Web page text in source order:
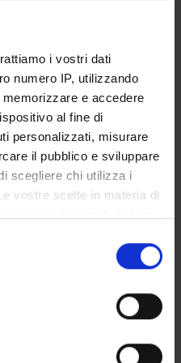
i vostri dati
numero IP, utilizzando
e accedere
al fine di
personalizzati, misurare
il pubblico e sviluppare
scegliere chi utilizza i
vostre scelte in materia di
consenso in qualsiasi
sui cookie o facendo clic
sulla tua posizione
e di espressione